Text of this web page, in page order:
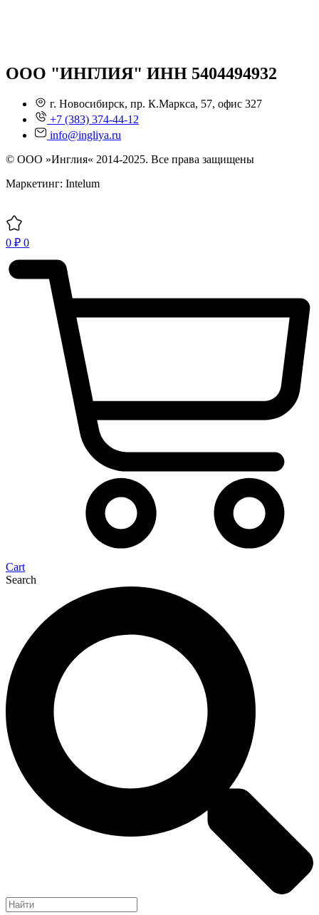
ООО "ИНГЛИЯ" ИНН 5404494932
г. Новосибирск, пр. К.Маркса, 57, офис 327
+7 (383) 374-44-12
info@ingliya.ru
© ООО »Инглия« 2014-2025. Все права защищены
Маркетинг: Intelum
0 ₽ 0
Cart
Search